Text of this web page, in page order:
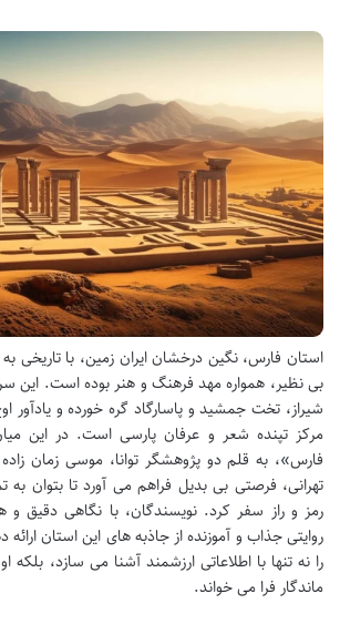
استان فارس، نگین درخشان ایران زمین، با تاریخی
بی نظیر، همواره مهد فرهنگ و هنر بوده است. این
شیراز، تخت جمشید و پاسارگاد گره خورده و یادآور
مرکز تپنده شعر و عرفان پارسی است. در این
فارس»، به قلم دو پژوهشگر توانا، موسی زمان
تهرانی، فرصتی بی بدیل فراهم می آورد تا بتوان به
رمز و راز سفر کرد. نویسندگان، با نگاهی دقیق و
روایتی جذاب و آموزنده از جاذبه های این استان ارائه
را نه تنها با اطلاعاتی ارزشمند آشنا می سازد، بلکه
ماندگار فرا می خواند.